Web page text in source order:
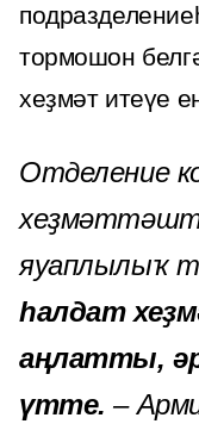
тормошон
хеҙмәт итеүе
Отделение
яуаплылыҡ
һалдат
аңлатты,
үтте. –